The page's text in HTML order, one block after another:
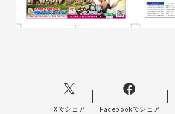
Xでシェア Facebookでシェア